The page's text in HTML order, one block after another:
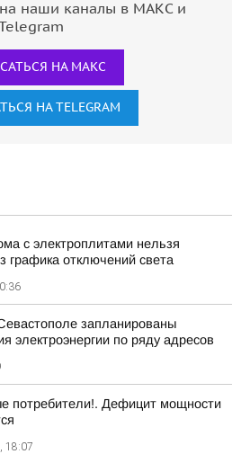
наши каналы в МАКС и
НА МАКС
НА TELEGRAM
с электроплитами нельзя
графика отключений света
запланированы
электроэнергии по ряду адресов
потребители!. Дефицит мощности
18:07